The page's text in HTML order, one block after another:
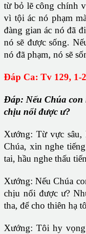
từ bỏ lẽ công chính
vì tội ác nó phạm
đàng gian ác nó đã
nó sẽ được sống.
nó đã phạm, nó sẽ
Đáp Ca: Tv 129, 1-2
Đáp: Nếu Chúa
chịu nổi được ư?
Xướng: Từ vực sâu,
Chúa, xin nghe
tai, hầu nghe thấu
Xướng: Nếu Chúa
chịu nổi được ư?
tha, để cho thiên hạ
Xướng: Tôi hy